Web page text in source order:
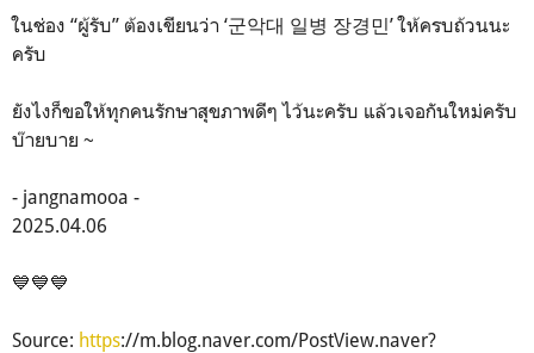
ในช่อง “ผู้รับ” ต้องเขียนว่า ‘군악대 일병 장경민’ ให้ครบถ้วนนะ
ครับ
ยังไงก็ขอให้ทุกคนรักษาสุขภาพดีๆ ไว้นะครับ แล้วเจอกันใหม่ครับ
บ๊ายบาย ~
- jangnamooa -
2025.04.06
💙💙💙
Source: https://m.blog.naver.com/PostView.naver?